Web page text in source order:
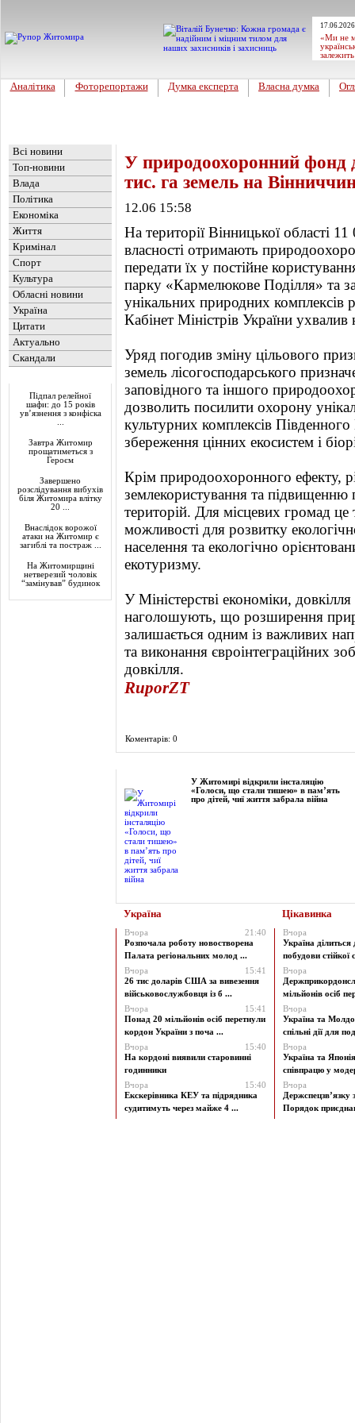
«Ми не
Аналітика Фоторепортажи Думка експерта Власна думка
Всі новини
Топ-новини
Влада
Політика
Економіка
Життя
Кримінал
Спорт
Культура
Обласні новини
Україна
Цитати
Актуально
Скандали
Підпал релейної
шафи: до 15 років
ув’язнення з конфіска
Завтра Житомир
прощатиметься з
Героєм
Завершено
розслідування вибухів
біля Житомира влітку
20 ...
Внаслідок ворожої
атаки на Житомир є
загиблі та постраж ...
На Житомирщині
нетверезий чоловік
“замінував” будинок
У природоохоронний фонд
тис. га земель на
12.06 15:58
На території Вінницької області
власності отримають
передати їх у постійне
парку «Кармелюкове Поділля» та
унікальних природних комплексів
Кабінет Міністрів України
Уряд погодив зміну цільового
земель лісогосподарського
заповідного та іншого
дозволить посилити охорону
культурних комплексів
збереження цінних екосистем і
Крім природоохоронного ефекту,
землекористування та
територій. Для місцевих громад це
можливості для розвитку
населення та екологічно
екотуризму.
У Міністерстві економіки,
наголошують, що розширення
залишається одним із важливих
та виконання євроінтеграційних
довкілля.
RuporZT
Коментарів: 0
У Житомирі відкрили інсталяцію
«Голоси, що стали тишею» в пам’ять
про дітей, чиї життя забрала війна
Україна Цікавинка
Вчора
21:40
Розпочала роботу новостворена
Палата регіональних молод ...
Вчора
15:41
26 тис доларів США за вивезення
військовослужбовця із б ...
Вчора
15:41
Понад 20 мільйонів осіб перетнули
кордон України з поча ...
Вчора
15:40
На кордоні виявили старовинні
годинники
Вчора
15:40
Екскерівника КЕУ та підрядника
судитимуть через майже 4 ...
Вчора
Україна ділиться
побудови стійкої
Вчора
мільйонів осіб
Вчора
Україна та
спільні дії для
Вчора
Україна та
співпрацю у
Вчора
Держспецзв’язку
Порядок